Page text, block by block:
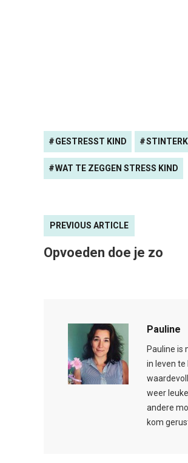
GESTRESST KIND
WAT TE ZEGGEN STRESS KIND
PREVIOUS ARTICLE
Opvoeden doe je zo
Pauline
Pauline is
in leven te
weer
andere
kom